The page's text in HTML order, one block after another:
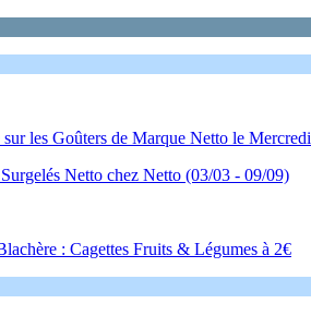
les Goûters de Marque Netto le Mercredi
Netto chez Netto (03/03 - 09/09)
: Cagettes Fruits & Légumes à 2€